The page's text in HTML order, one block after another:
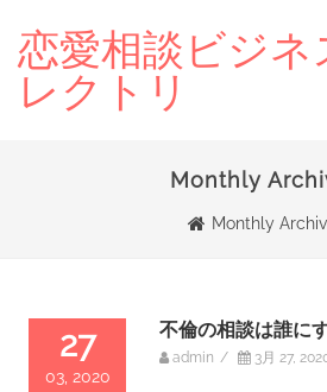
恋愛相談ビジネ
レクトリ
Monthly
Monthly
27
03, 2020
不倫の相談は誰に
admin / 3月 27,